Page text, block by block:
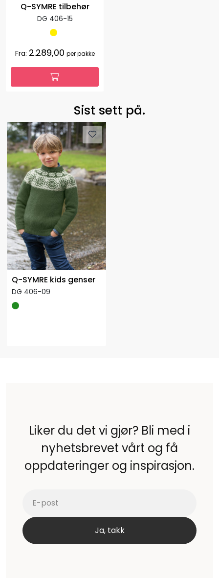
Q-SYMRE tilbehør
DG 406-15
Fra: 2.289,00 per pakke
Sist sett på.
Q-SYMRE kids genser
DG 406-09
Liker du det vi gjør? Bli med i
nyhetsbrevet vårt og få
oppdateringer og inspirasjon.